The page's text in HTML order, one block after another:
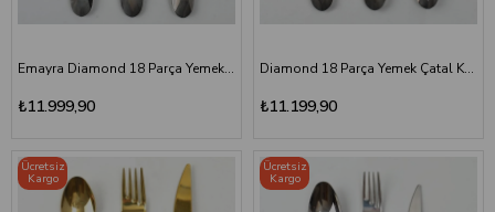
Emayra Diamond 18 Parça Yemek Çatal Kaşık Bıçak Seti | Füme Titanyum
₺11.999,90
Diamond 18 Parça Yemek Çatal Kaşık Bıçak Seti | Füme Altın
₺11.199,90
Ücretsiz
Kargo
Ücretsiz
Kargo